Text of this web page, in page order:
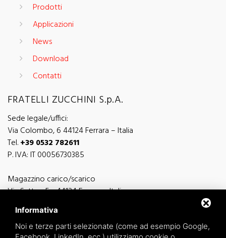
Prodotti
Applicazioni
News
Download
Contatti
FRATELLI ZUCCHINI S.p.A.
Sede legale/uffici:
Via Colombo, 6 44124 Ferrara – Italia
Tel.+39 0532 782611
P. IVA: IT 00056730385
Magazzino carico/scarico
Via Sutter, 5 - 44124 Ferrara - Italia
Via Finati 4/L - 4/M - 44124 Ferrara - Italia
Informativa
Noi e terze parti selezionate (come ad esempio Google,